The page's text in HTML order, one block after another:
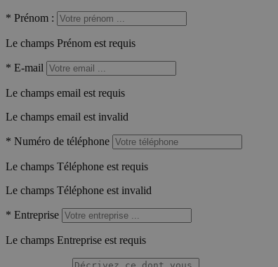
* Prénom :
Le champs Prénom est requis
* E-mail
Le champs email est requis
Le champs email est invalid
* Numéro de téléphone
Le champs Téléphone est requis
Le champs Téléphone est invalid
* Entreprise
Le champs Entreprise est requis